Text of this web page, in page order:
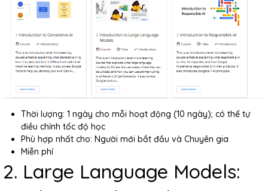
Thời lượng: 1 ngày cho mỗi hoạt động (10 ngày); có thể tự
điều chỉnh tốc độ học
Phù hợp nhất cho: Người mới bắt đầu và Chuyên gia
Miễn phí
2. Large Language Models: